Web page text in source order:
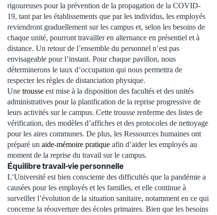
rigoureuses pour la prévention de la propagation de la COVID-
19, tant par les établissements que par les individus, les employés
reviendront graduellement sur les campus et, selon les besoins de
chaque unité, pourront travailler en alternance en présentiel et à
distance. Un retour de l’ensemble du personnel n’est pas
envisageable pour l’instant. Pour chaque pavillon, nous
déterminerons le taux d’occupation qui nous permettra de
respecter les règles de distanciation physique.
Une trousse est mise à la disposition des facultés et des unités
administratives pour la planification de la reprise progressive de
leurs activités sur le campus. Cette trousse renferme des listes de
vérification, des modèles d’affiches et des protocoles de nettoyage
pour les aires communes. De plus, les Ressources humaines ont
préparé un aide-mémoire pratique afin d’aider les employés au
moment de la reprise du travail sur le campus.
Équilibre travail-vie personnelle
L’Université est bien consciente des difficultés que la pandémie a
causées pour les employés et les familles, et elle continue à
surveiller l’évolution de la situation sanitaire, notamment en ce qui
concerne la réouverture des écoles primaires. Bien que les besoins